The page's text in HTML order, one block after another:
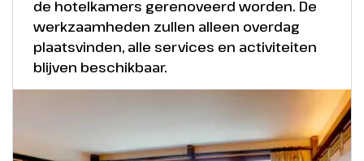
de hotelkamers gerenoveerd worden. De
werkzaamheden zullen alleen overdag
plaatsvinden, alle services en activiteiten
blijven beschikbaar.
Voorproefje van de magie in het Disneyland Park